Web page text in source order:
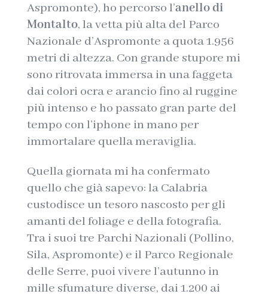
Aspromonte), ho percorso l’anello di
Montalto, la vetta più alta del Parco
Nazionale d’Aspromonte a quota 1.956
metri di altezza. Con grande stupore mi
sono ritrovata immersa in una faggeta
dai colori ocra e arancio fino al ruggine
più intenso e ho passato gran parte del
tempo con l’iphone in mano per
immortalare quella meraviglia.
Quella giornata mi ha confermato
quello che già sapevo: la Calabria
custodisce un tesoro nascosto per gli
amanti del foliage e della fotografia.
Tra i suoi tre Parchi Nazionali (Pollino,
Sila, Aspromonte) e il Parco Regionale
delle Serre, puoi vivere l’autunno in
mille sfumature diverse, dai 1.200 ai